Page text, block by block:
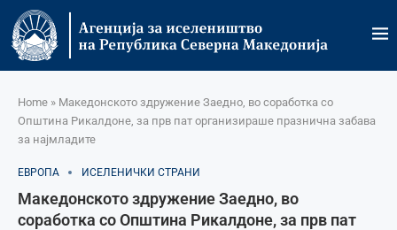
Home » Македонското здружение Заедно, во соработка со
Општина Рикалдоне, за прв пат организираше празнична забава
за најмладите
ЕВРОПА ИСЕЛЕНИЧКИ СТРАНИ
Македонското здружение Заедно, во
соработка со Општина Рикалдоне, за прв пат